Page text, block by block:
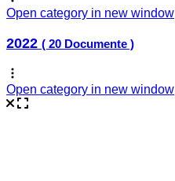
Open category in new window
2022 ( 20 Documente )
Open category in new window